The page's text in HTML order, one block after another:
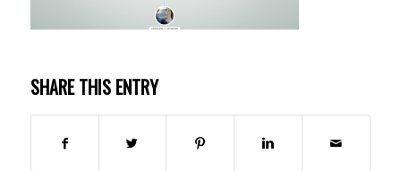
SHARE THIS ENTRY